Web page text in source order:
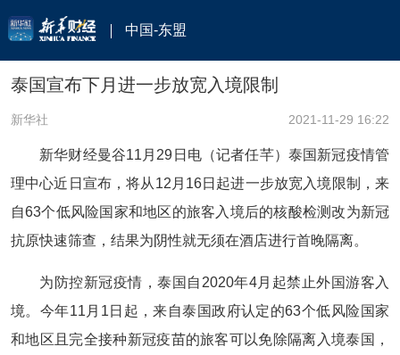
中国-东盟
泰国宣布下月进一步放宽入境限制
新华社 2021-11-29 16:22
新华财经曼谷11月29日电（记者任芊）泰国新冠疫情管
理中心近日宣布，将从12月16日起进一步放宽入境限制，来
自63个低风险国家和地区的旅客入境后的核酸检测改为新冠
抗原快速筛查，结果为阴性就无须在酒店进行首晚隔离。
为防控新冠疫情，泰国自2020年4月起禁止外国游客入
境。今年11月1日起，来自泰国政府认定的63个低风险国家
和地区且完全接种新冠疫苗的旅客可以免除隔离入境泰国，